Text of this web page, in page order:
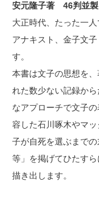
安元隆子著 46判並
⼤正時代、たった⼀
アナキスト、⾦⼦⽂
す。
本書は文子の思想を
れた数少ない記録か
なアプローチで文子
容した石川啄木やマ
子が自死を選ぶまで
等」を掲げてひたす
描き出します。